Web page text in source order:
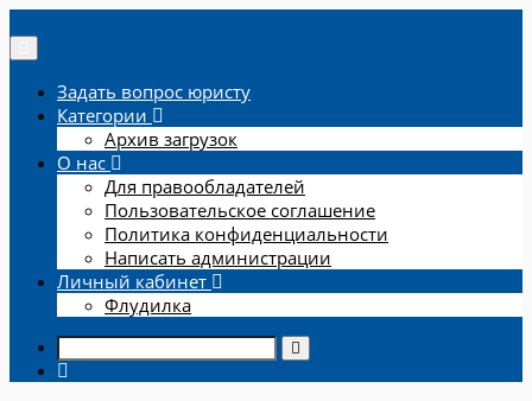
Задать вопрос юристу
Категории
Архив загрузок
О нас
Для правообладателей
Пользовательское соглашение
Политика конфиденциальности
Написать администрации
Личный кабинет
Флудилка